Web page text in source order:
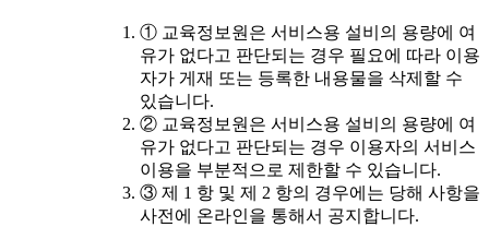
① 교육정보원은 서비스용 설비의 용량에 여
유가 없다고 판단되는 경우 필요에 따라 이용
자가 게재 또는 등록한 내용물을 삭제할 수
있습니다.
② 교육정보원은 서비스용 설비의 용량에 여
유가 없다고 판단되는 경우 이용자의 서비스
이용을 부분적으로 제한할 수 있습니다.
③ 제 1 항 및 제 2 항의 경우에는 당해 사항을
사전에 온라인을 통해서 공지합니다.